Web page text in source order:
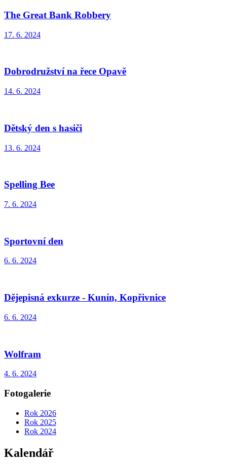
The Great Bank Robbery
17. 6. 2024
Dobrodružství na řece Opavě
14. 6. 2024
Dětský den s hasiči
13. 6. 2024
Spelling Bee
7. 6. 2024
Sportovní den
6. 6. 2024
Dějepisná exkurze - Kunín, Kopřivnice
6. 6. 2024
Wolfram
4. 6. 2024
Fotogalerie
Rok 2026
Rok 2025
Rok 2024
Kalendář